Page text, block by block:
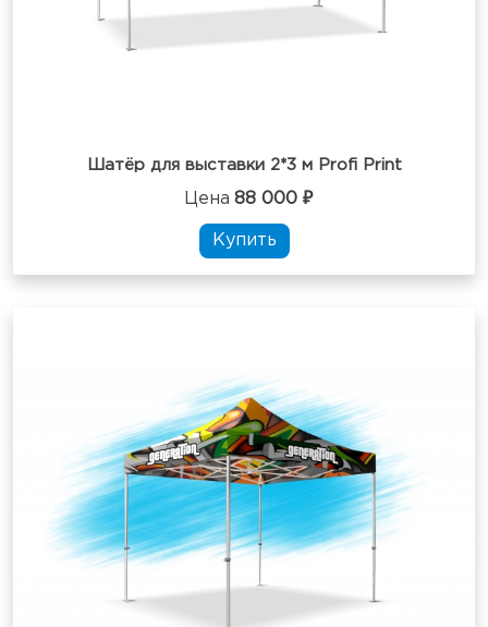
Шатёр для выставки 2*3 м Profi Print
Цена 88 000 ₽
Купить